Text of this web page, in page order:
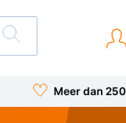
Meer dan